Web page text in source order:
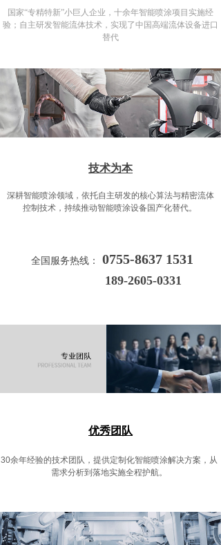
国家“专精特新”小巨人企业，十余年智能喷涂项目实施经
验；自主研发智能流体技术，实现了中国高端流体设备进口
替代
技术为本
深耕智能喷涂领域，依托自主研发的核心算法与精密流体
控制技术，持续推动智能喷涂设备国产化替代。
全国服务热线： 0755-8637 1531
189-2605-0331
优秀团队
30余年经验的技术团队，提供定制化智能喷涂解决方案，从
需求分析到落地实施全程护航。